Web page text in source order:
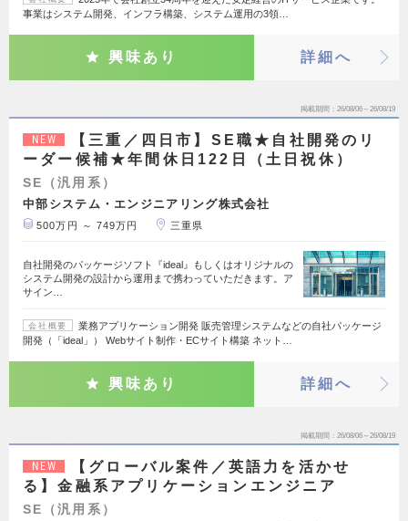
事業はシステム開発、インフラ構築、システム運用の3領…
興味あり 詳細へ
掲載期間 26/08/06～26/08/19
NEW
【三重／四日市】SE職★自社開発のリ
ーダー候補★年間休日122日（土日祝休）
SE（汎用系）
中部システム・エンジニアリング株式会社
500万円 ～ 749万円 三重県
自社開発のパッケージソフト『ideal』もしくはオリジナルの
システム開発の設計から運用まで携わっていただきます。ア
サイン…
会社概要
業務アプリケーション開発 販売管理システムなどの自社パッケージ
開発（「ideal」） Webサイト制作・ECサイト構築 ネット…
興味あり 詳細へ
掲載期間 26/08/06～26/08/19
NEW
【グローバル案件／英語力を活かせ
る】金融系アプリケーションエンジニア
SE（汎用系）